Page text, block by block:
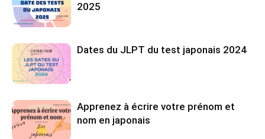
2025
Dates du JLPT du test japonais 2024
Apprenez à écrire votre prénom et
nom en japonais